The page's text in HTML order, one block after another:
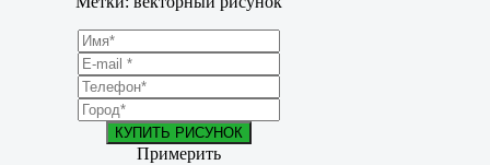
КУПИТЬ РИСУНОК
Примерить